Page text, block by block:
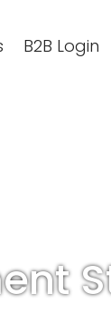
B2B Login